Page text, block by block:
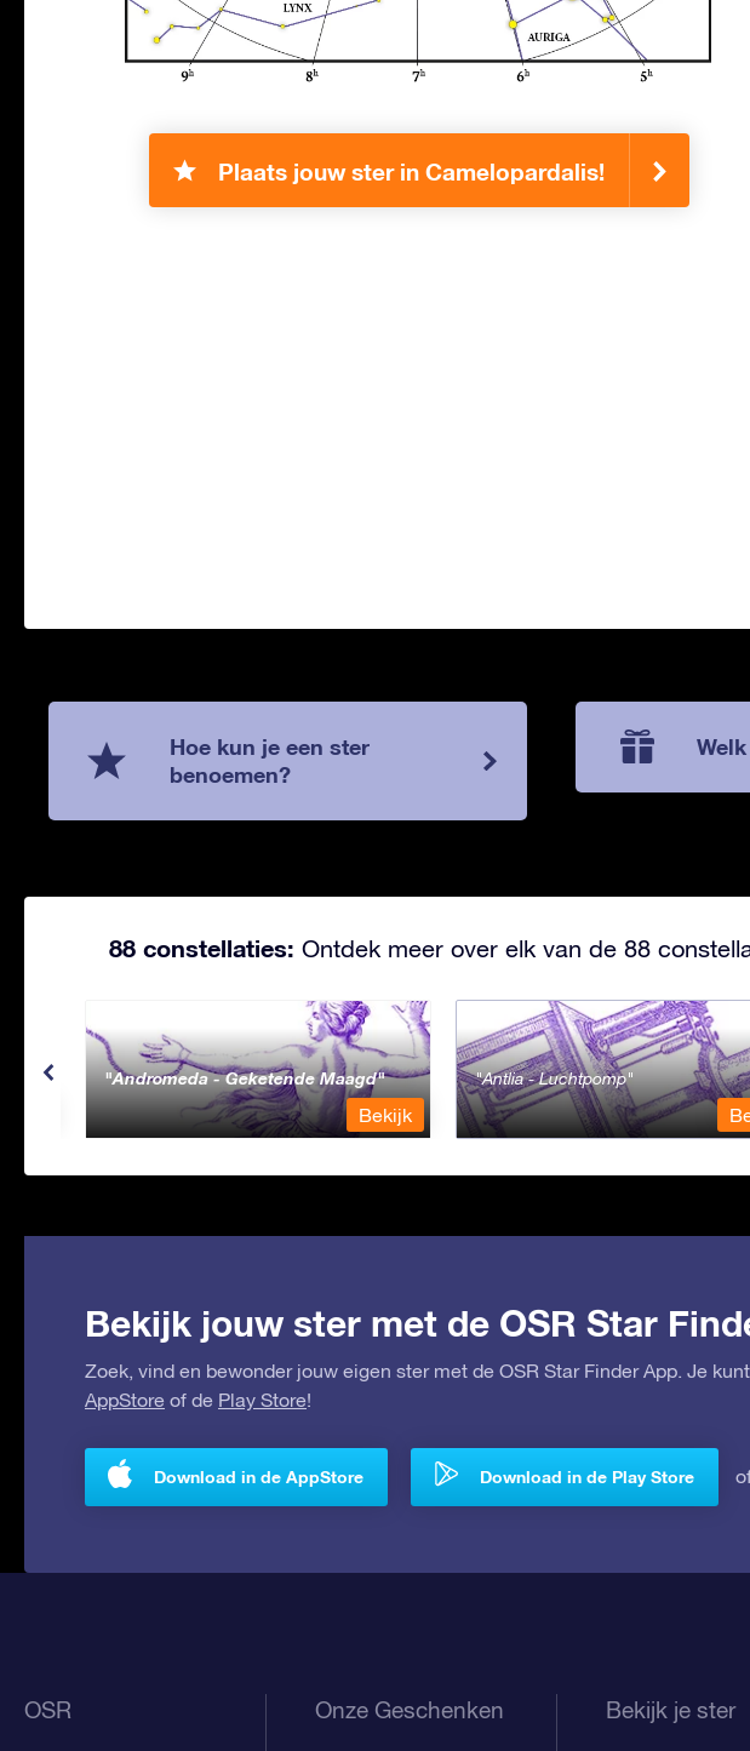
Plaats jouw ster in Camelopardalis!
Hoe kun je een ster
benoemen?
88 constellaties: Ontdek meer over elk van de 88
Andromeda - Geketende Maagd
Bekijk
Antlia - Luchtpomp
Bekijk jouw ster met de OSR Star
Zoek, vind en bewonder jouw eigen ster met de OSR Star Finder App. Je
AppStore of de Play Store!
Download in de AppStore Download in de Play Store
OSR Onze Geschenken Bekijk je ster